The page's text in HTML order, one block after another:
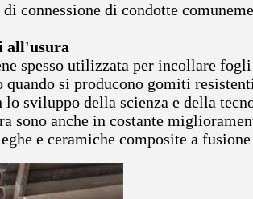
connessione di condotte
all'usura
spesso utilizzata per incollare
si producono gomiti
sviluppo della scienza e della
sono anche in costante
e ceramiche composite a